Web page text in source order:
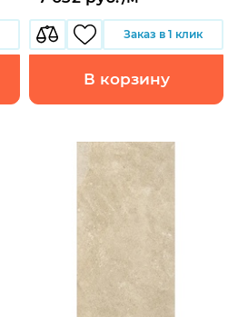
Заказ в 1 клик
В корзину